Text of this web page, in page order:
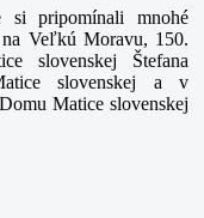
si pripomínali mnohé
Veľkú Moravu, 150.
slovenskej Štefana
slovenskej a v
Matice slovenskej